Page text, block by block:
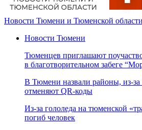
Новости Тюмени и Тюменской области
Новости Тюмени
Тюменцев приглашают
в благотворительном забеге
В Тюмени назвали районы, из-за
отменяют QR-коды
Из-за гололеда на тюменской
погиб человек